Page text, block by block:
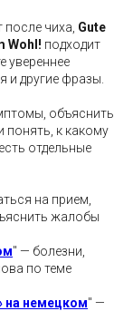
после чиха, Gute
Wohl! подходит
увереннее
и другие фразы.
объяснить
понять, к какому
отдельные
на прием,
жалобы
" — болезни,
по теме
на немецком" —